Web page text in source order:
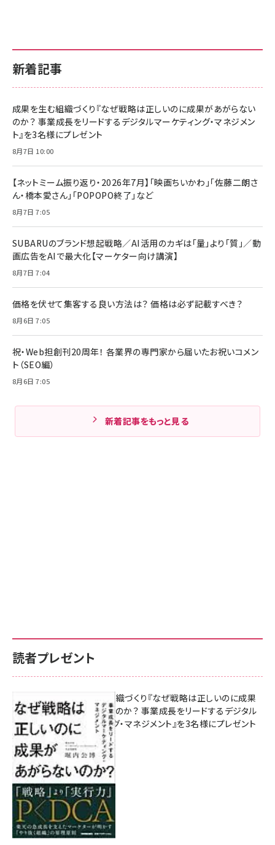
新着記事
成果を生む組織づくり『なぜ戦略は正しいのに成果があがらない
のか？ 事業成長をリードするデジタルマーケティング・マネジメン
ト』を3名様にプレゼント
8月7日 10:00
【ネットミーム振り返り・2026年7月】「映画ちいかわ」「佐藤二朗さ
ん・橋本愛さん」「POPOPO終了」など
8月7日 7:05
SUBARUのブランド想起戦略／AI活用のカギは「量」より「質」／動
画広告をAIで最大化【マーケター向け講演】
8月7日 7:04
価格を伏せて集客する良い方法は？ 価格は必ず記載すべき？
8月6日 7:05
祝・Web担創刊20周年！ 各業界の専門家から届いたお祝いコメン
ト（SEO編）
8月6日 7:05
新着記事をもっと見る
読者プレゼント
成果を生む組織づくり『なぜ戦略は正しいのに成果
があがらないのか？ 事業成長をリードするデジタル
マーケティング・マネジメント』を3名様にプレゼント
8月7日 10:00